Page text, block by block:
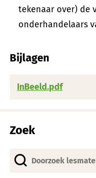
tekenaar over) de
onderhandelaars
Bijlagen
InBeeld.pdf
Zoek